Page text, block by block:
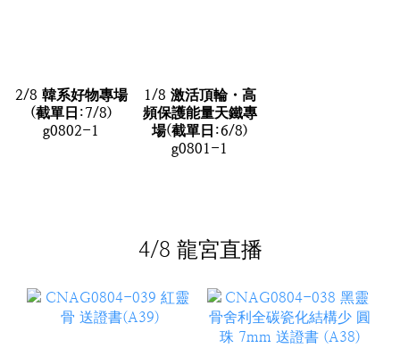
2/8 韓系好物專場
(截單日:7/8)
g0802-1
1/8 激活頂輪・高
頻保護能量天鐵專
場(截單日:6/8)
g0801-1
4/8 龍宮直播